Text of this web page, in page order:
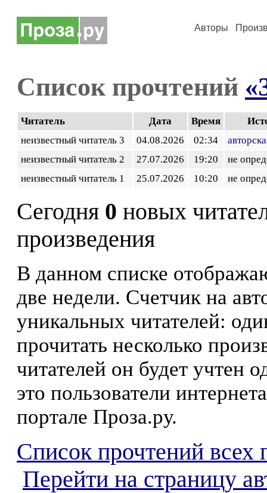
Авторы
Список прочтений
Читатель Дата Время
неизвестный читатель 3
04.08.2026 02:34
неизвестный читатель 2
27.07.2026 19:20
не
неизвестный читатель 1
25.07.2026 10:20 не
Сегодня 0 новых
произведения
В данном списке
две недели. Счетчик на
уникальных читателей:
прочитать несколько
читателей он будет учтен
это пользователи
портале Проза.ру.
Список прочтений всех
Перейти на страницу